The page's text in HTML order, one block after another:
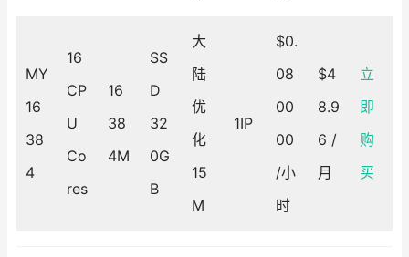
MY
16
38
4
16
CP
U
Co
res
16
38
4M
SS
D
32
0G
B
大
陆
优
化
15
M
1IP
$0.
08
00
00
/小
时
$4
8.9
6 /
月
立
即
购
买